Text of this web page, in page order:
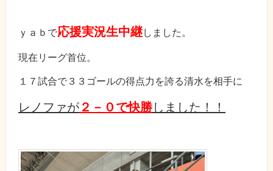
ｙａｂで応援実況生中継しました。
現在リーグ首位。
１７試合で３３ゴールの得点力を誇る清水を相手に
レノファが ２－０で快勝しました！！